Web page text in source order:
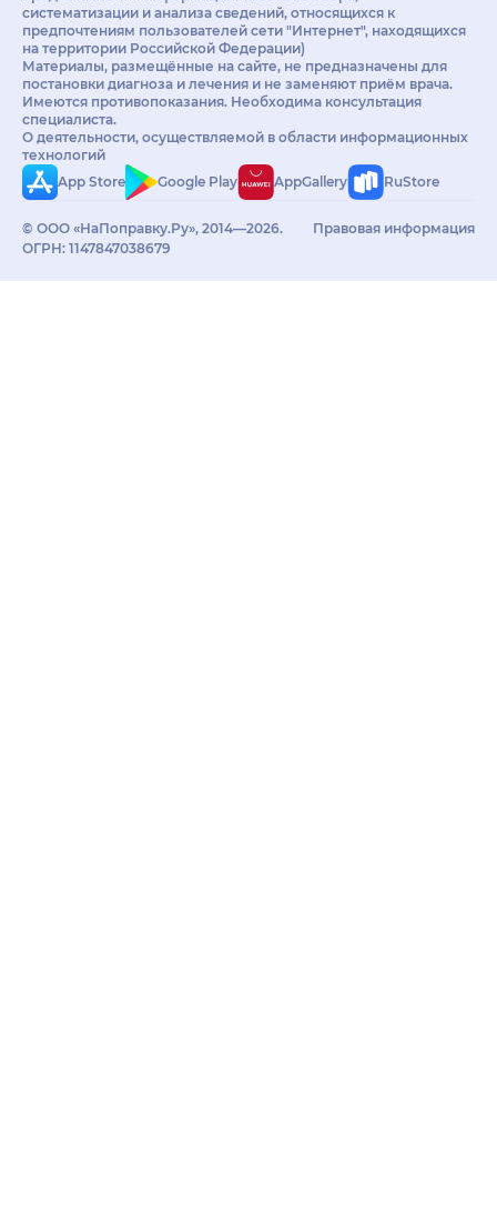
систематизации и анализа сведений, относящихся к
предпочтениям пользователей сети "Интернет", находящихся
на территории Российской Федерации)
Материалы, размещённые на сайте, не предназначены для
постановки диагноза и лечения и не заменяют приём врача.
Имеются противопоказания. Необходима консультация
специалиста.
О деятельности, осуществляемой в области информационных
технологий
App Store
Google Play AppGallery RuStore
© ООО «НаПоправку.Ру», 2014—2026.
ОГРН: 1147847038679
Правовая информация